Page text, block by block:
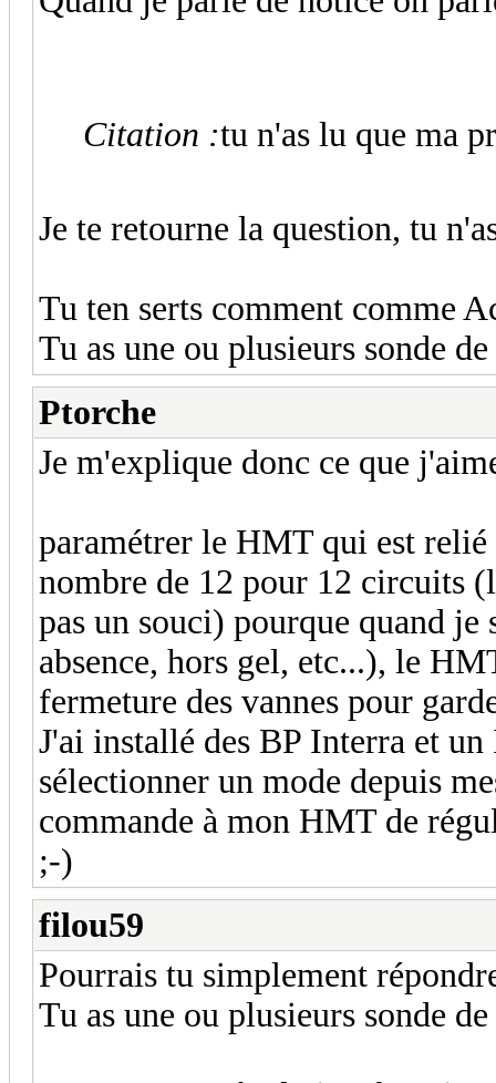
Citation :tu n'as lu que ma
Je te retourne la question, tu
Tu ten serts comment comme
Tu as une ou plusieurs sonde
Ptorche
Je m'explique donc ce que
paramétrer le HMT qui est relié
nombre de 12 pour 12 circuits
pas un souci) pourque quand
absence, hors gel, etc...), le
fermeture des vannes pour
J'ai installé des BP Interra et
sélectionner un mode depuis
commande à mon HMT de
;-)
filou59
Pourrais tu simplement
Tu as une ou plusieurs sonde